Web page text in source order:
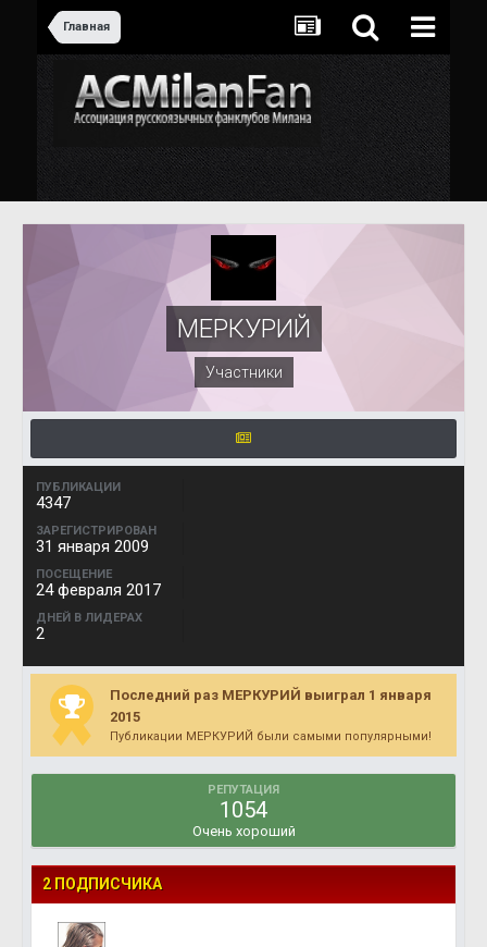
Главная
МЕРКУРИЙ
Участники
ПУБЛИКАЦИИ
4347
ЗАРЕГИСТРИРОВАН
31 января 2009
ПОСЕЩЕНИЕ
24 февраля 2017
ДНЕЙ В ЛИДЕРАХ
2
Последний раз МЕРКУРИЙ выиграл 1 января
2015
Публикации МЕРКУРИЙ были самыми популярными!
РЕПУТАЦИЯ
1054
Очень хороший
2 ПОДПИСЧИКА